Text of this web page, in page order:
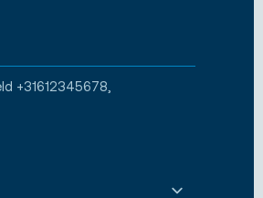
+31612345678,